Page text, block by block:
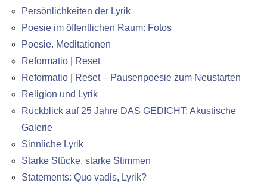
Persönlichkeiten der Lyrik
Poesie im öffentlichen Raum: Fotos
Poesie. Meditationen
Reformatio | Reset
Reformatio | Reset – Pausenpoesie zum Neustarten
Religion und Lyrik
Rückblick auf 25 Jahre DAS GEDICHT: Akustische
Galerie
Sinnliche Lyrik
Starke Stücke, starke Stimmen
Statements: Quo vadis, Lyrik?